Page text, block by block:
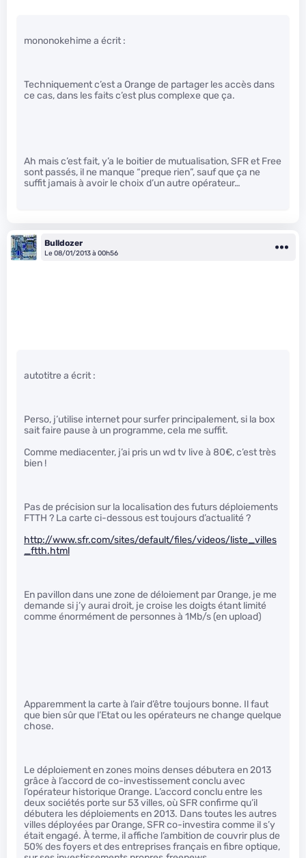
mononokehime a écrit :
Techniquement c’est a Orange de partager les accès dans
ce cas, dans les faits c’est plus complexe que ça.
Ah mais c’est fait, y’a le boitier de mutualisation, SFR et Free
sont passés, il ne manque “preque rien”, sauf que ça ne
suffit jamais à avoir le choix d’un autre opérateur…
Bulldozer
Le 08/01/2013 à 00h56
autotitre a écrit :
Perso, j’utilise internet pour surfer principalement, si la box
sait faire pause à un programme, cela me suffit.
Comme mediacenter, j’ai pris un wd tv live à 80€, c’est très
bien !
Pas de précision sur la localisation des futurs déploiements
FTTH ? La carte ci-dessous est toujours d’actualité ?
http://www.sfr.com/sites/default/files/videos/liste_villes
_ftth.html
En pavillon dans une zone de déloiement par Orange, je me
demande si j’y aurai droit, je croise les doigts étant limité
comme énormément de personnes à 1Mb/s (en upload)
Apparemment la carte à l’air d’être toujours bonne. Il faut
que bien sûr que l’Etat ou les opérateurs ne change quelque
chose.
Le déploiement en zones moins denses débutera en 2013
grâce à l’accord de co-investissement conclu avec
l’opérateur historique Orange. L’accord conclu entre les
deux sociétés porte sur 53 villes, où SFR confirme qu’il
débutera les déploiements en 2013. Dans toutes les autres
villes déployées par Orange, SFR co-investira comme il s’y
était engagé. À terme, il affiche l’ambition de couvrir plus de
50% des foyers et des entreprises français en fibre optique,